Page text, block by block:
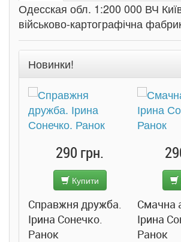
Одесская обл. 1:200 000 ВЧ
військово-картографічна
Новинки!
290 грн.
Купити
Справжня дружба.
Ірина Сонечко.
Ранок
Смачна
Ірина
Ранок